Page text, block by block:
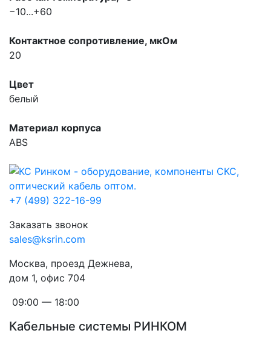
−10...+60
Контактное сопротивление, мкOм
20
Цвет
белый
Материал корпуса
ABS
+7 (499) 322-16-99
Заказать звонок
sales@ksrin.com
Москва, проезд Дежнева,
дом 1, офис 704
09:00 — 18:00
Кабельные системы РИНКОМ